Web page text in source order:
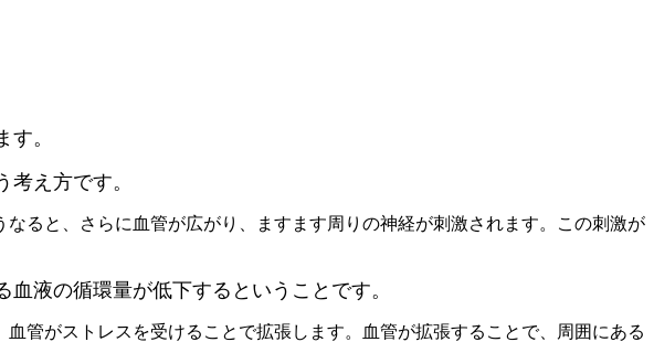
。
え方です。
ると、さらに血管が広がり、ますます周りの神経が刺激されます。この刺激が
液の循環量が低下するということです。
管がストレスを受けることで拡張します。血管が拡張することで、周囲にある